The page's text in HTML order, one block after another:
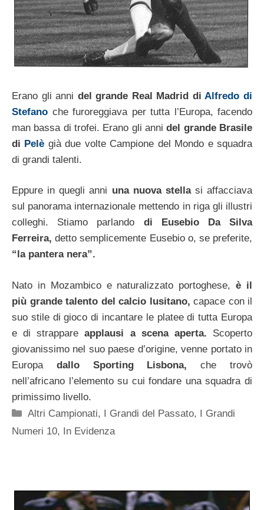
Erano gli anni del grande Real Madrid di Alfredo di
Stefano che furoreggiava per tutta l’Europa, facendo
man bassa di trofei. Erano gli annidel grande Brasile
di Pelè già due volte Campione del Mondo e squadra
di grandi talenti.
Eppure in quegli anni una nuova stella si affacciava
sul panorama internazionale mettendo in riga gli illustri
colleghi. Stiamo parlando di Eusebio Da Silva
Ferreira, detto semplicemente Eusebio o, se preferite,
“la pantera nera”.
Nato in Mozambico e naturalizzato portoghese,è il
più grande talento del calcio lusitano, capace con il
suo stile di gioco di incantare le platee di tutta Europa
e di strappareapplausi a scena aperta. Scoperto
giovanissimo nel suo paese d’origine, venne portato in
Europa dallo Sporting Lisbona, che trovò
nell’africano l’elemento su cui fondare una squadra di
primissimo livello.
Categorie
Altri Campionati, I Grandi del Passato, I Grandi
Numeri 10, In Evidenza